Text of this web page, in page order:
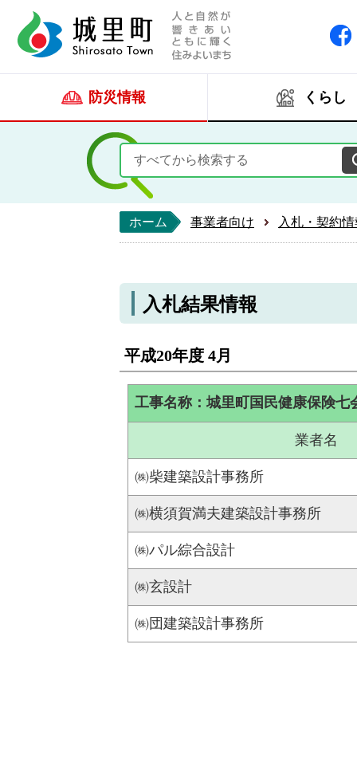
防災情報 くらし
ホーム 事業者向け 入札・契約
入札結果情報
平成20年度 4月
工事名称：城里町国民健康保険
業者名
㈱柴建築設計事務所
㈱横須賀満夫建築設計事務所
㈱パル綜合設計
㈱玄設計
㈱団建築設計事務所